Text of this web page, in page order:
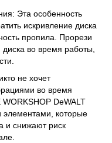
Эта особенность
искривление диска
пропила. Прорези
во время работы,
не хочет
во время
DeWALT
элементами, которые
и снижают риск